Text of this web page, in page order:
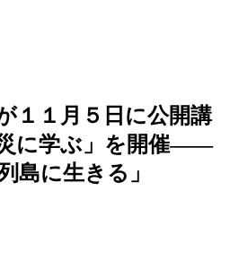
１１月５日に公開講
に学ぶ」を開催――
島に生きる」